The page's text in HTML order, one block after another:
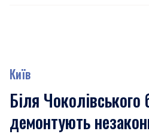
Київ
Біля Чоколівського
демонтують